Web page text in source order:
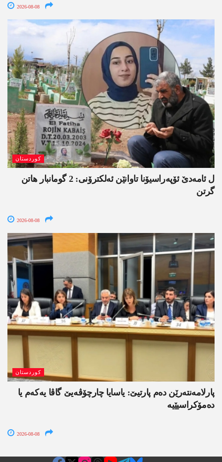
2026-08-08
کوردستان
ل ئامەدێ ئۆپەراسیۆنا تاوانێن ئەلکترۆنی: 2 گومانبار ھاتن
گرتن
2026-08-08
کوردستان
پارلامەنتەرێن دەم پارتیێ: یاسایا چارچۆڤەیێ گاڤا یەکەم یا
دەمۆکراسیێیە
2026-08-08